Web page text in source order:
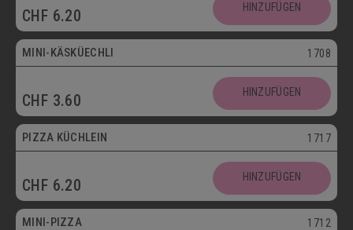
CHF 6.20 HINZUFÜGEN
Vegetarisch
MINI-KÄSKÜECHLI 1708
CHF 3.60 HINZUFÜGEN
bis 30.09.
PIZZA KÜCHLEIN 1717
CHF 6.20 HINZUFÜGEN
Mini
MINI-PIZZA 1712